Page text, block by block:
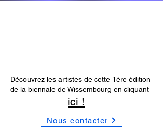
Découvrez les artistes de cette 1ère édition
de la biennale de Wissembourg en cliquant
ici !
Nous contacter